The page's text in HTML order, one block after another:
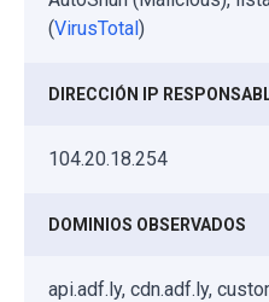
(VirusTotal)
DIRECCIÓN IP
104.20.18.254
DOMINIOS OBSERVADOS
api.adf.ly, cdn.adf.ly,